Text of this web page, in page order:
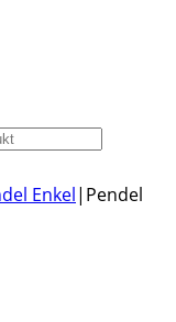
Enkel| Pendel